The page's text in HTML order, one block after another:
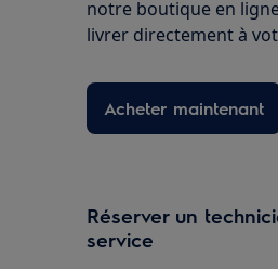
notre boutique en
livrer directement à
Acheter maintenant
Réserver un
service